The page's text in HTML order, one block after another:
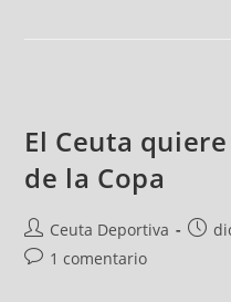
El Ceuta
de la Copa
Ceuta Deportiva
1 comentario